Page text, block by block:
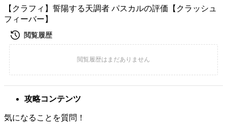
【クラフィ】誓陽する天調者 パスカルの評価【クラッシュ
フィーバー】
攻略コンテンツ
気になることを質問！